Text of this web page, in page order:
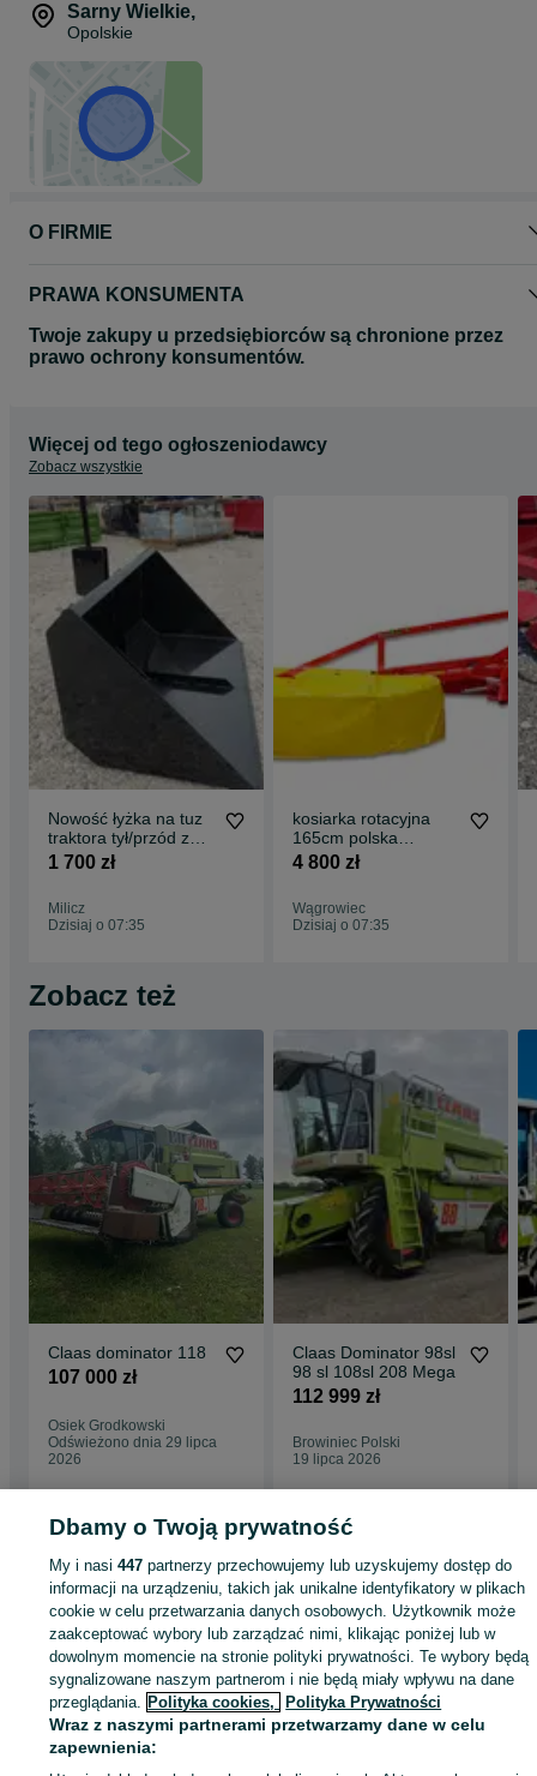
Sarny Wielkie,
Opolskie
O FIRMIE
PRAWA KONSUMENTA
Twoje zakupy u przedsiębiorców są chronione przez
prawo ochrony konsumentów.
Więcej od tego ogłoszeniodawcy
Zobacz wszystkie
Nowość łyżka na tuz
traktora tył/przód z
kiper wywrot koliba
1 700 zł
Milicz
Dzisiaj o 07:35
kosiarka rotacyjna
165cm polska
produkcja skośne
4 800 zł
Wągrowiec
Dzisiaj o 07:35
Zobacz też
Claas dominator 118
107 000 zł
Osiek Grodkowski
Odświeżono dnia 29 lipca
2026
Claas Dominator 98sl
98 sl 108sl 208 Mega
112 999 zł
Browiniec Polski
19 lipca 2026
Strona główna Rolnictwo Części do maszyn rolniczych
Części do maszyn
rolniczych - Opolskie
Części do maszyn rolniczych - Sarny Wielkie
KATEGORIA
ID:941298041 Wyświetlenia:
Dbamy o Twoją prywatność
My i nasi447 partnerzy przechowujemy lub uzyskujemy dostęp do
informacji na urządzeniu, takich jak unikalne identyfikatory w plikach
cookie w celu przetwarzania danych osobowych. Użytkownik może
zaakceptować wybory lub zarządzać nimi, klikając poniżej lub w
dowolnym momencie na stronie polityki prywatności. Te wybory będą
sygnalizowane naszym partnerom i nie będą miały wpływu na dane
przeglądania. Polityka cookies, Polityka Prywatności
Wraz z naszymi partnerami przetwarzamy dane w celu
zapewnienia: